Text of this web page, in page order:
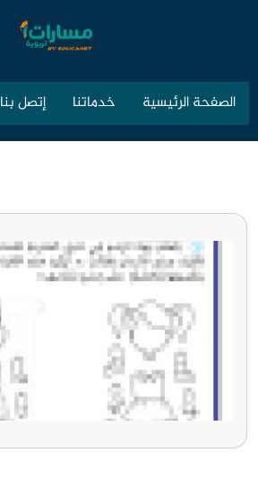
الصفحة الرئيسية خدماتنا إتصل بنا